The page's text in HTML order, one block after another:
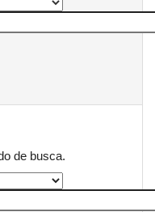
de busca.